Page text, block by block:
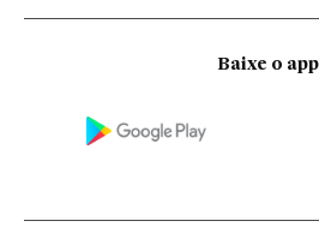
Baixe o app